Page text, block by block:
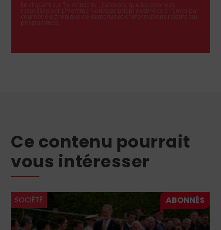
En cliquant sur "Je m'inscris", j'accepte que les données
recueillies par L'Homme Nouveau soient destinées à l'envoi par
courrier électronique de contenus et d'informations relatifs aux
programmes.
Ce contenu pourrait
vous intéresser
SOCIÉTÉ